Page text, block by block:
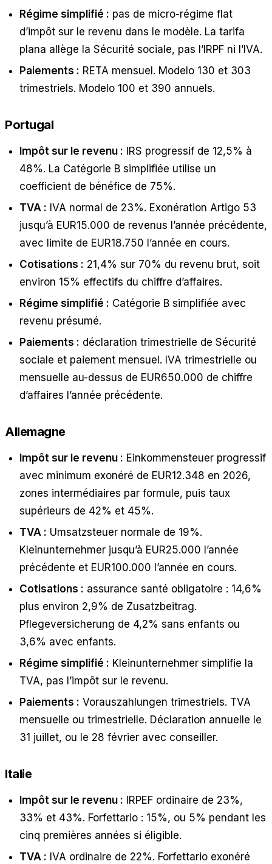
Régime simplifié : pas de micro-régime flat
d’impôt sur le revenu dans le modèle. La tarifa
plana allège la Sécurité sociale, pas l’IRPF ni l’IVA.
Paiements : RETA mensuel. Modelo 130 et 303
trimestriels. Modelo 100 et 390 annuels.
Portugal
Impôt sur le revenu : IRS progressif de 12,5% à
48%. La Catégorie B simplifiée utilise un
coefficient de bénéfice de 75%.
TVA : IVA normal de 23%. Exonération Artigo 53
jusqu’à EUR15.000 de revenus l’année précédente,
avec limite de EUR18.750 l’année en cours.
Cotisations : 21,4% sur 70% du revenu brut, soit
environ 15% effectifs du chiffre d’affaires.
Régime simplifié : Catégorie B simplifiée avec
revenu présumé.
Paiements : déclaration trimestrielle de Sécurité
sociale et paiement mensuel. IVA trimestrielle ou
mensuelle au-dessus de EUR650.000 de chiffre
d’affaires l’année précédente.
Allemagne
Impôt sur le revenu : Einkommensteuer progressif
avec minimum exonéré de EUR12.348 en 2026,
zones intermédiaires par formule, puis taux
supérieurs de 42% et 45%.
TVA : Umsatzsteuer normale de 19%.
Kleinunternehmer jusqu’à EUR25.000 l’année
précédente et EUR100.000 l’année en cours.
Cotisations : assurance santé obligatoire : 14,6%
plus environ 2,9% de Zusatzbeitrag.
Pflegeversicherung de 4,2% sans enfants ou
3,6% avec enfants.
Régime simplifié : Kleinunternehmer simplifie la
TVA, pas l’impôt sur le revenu.
Paiements : Vorauszahlungen trimestriels. TVA
mensuelle ou trimestrielle. Déclaration annuelle le
31 juillet, ou le 28 février avec conseiller.
Italie
Impôt sur le revenu : IRPEF ordinaire de 23%,
33% et 43%. Forfettario : 15%, ou 5% pendant les
cinq premières années si éligible.
TVA : IVA ordinaire de 22%. Forfettario exonéré